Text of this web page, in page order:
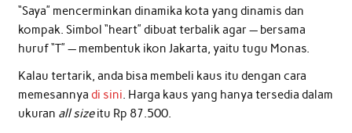
“Saya” mencerminkan dinamika kota yang dinamis dan
kompak. Simbol “heart” dibuat terbalik agar — bersama
huruf “T” — membentuk ikon Jakarta, yaitu tugu Monas.
Kalau tertarik, anda bisa membeli kaus itu dengan cara
memesannya di sini. Harga kaus yang hanya tersedia dalam
ukuran all sizeitu Rp 87.500.